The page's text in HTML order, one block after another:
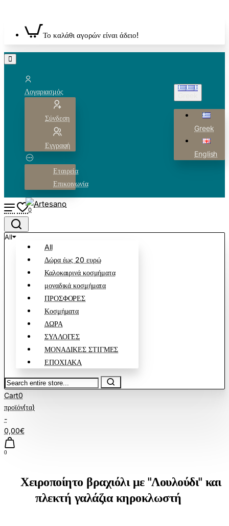
Το καλάθι αγορών είναι άδειο!
Λογαριασμός
Σύνδεση
Εγγραφή
Εταιρεία
Επικοινωνία
Greek
English
0
All
All
Δώρα έως 20 ευρώ
Καλοκαιρινά κοσμήματα
μοναδικά κοσμήματα
ΠΡΟΣΦΟΡΕΣ
Κοσμήματα
ΔΩΡΑ
ΣΥΛΛΟΓΕΣ
ΜΟΝΑΔΙΚΕΣ ΣΤΙΓΜΕΣ
ΕΠΟΧΙΑΚΑ
Search
entire
store...
Cart0
προϊόν(τα)
-
0,00€
0
Χειροποίητο βραχιόλι με ''Λουλούδι'' και
πλεκτή γαλάζια κηροκλωστή